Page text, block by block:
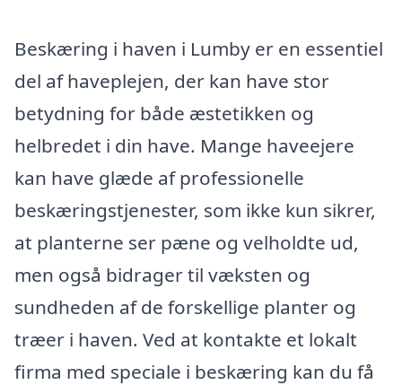
Beskæring i haven i Lumby er en essentiel
del af haveplejen, der kan have stor
betydning for både æstetikken og
helbredet i din have. Mange haveejere
kan have glæde af professionelle
beskæringstjenester, som ikke kun sikrer,
at planterne ser pæne og velholdte ud,
men også bidrager til væksten og
sundheden af de forskellige planter og
træer i haven. Ved at kontakte et lokalt
firma med speciale i beskæring kan du få